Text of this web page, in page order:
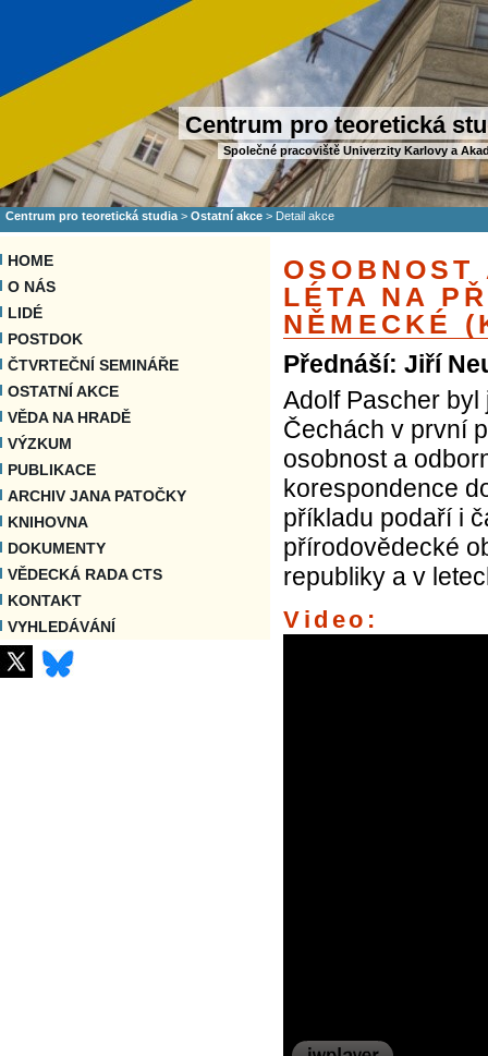
Centrum pro teoretická
Společné pracoviště Univerzity Karlovy a
Centrum pro teoretická studia > Ostatní akce > Detail akce
HOME
O NÁS
LIDÉ
POSTDOK
ČTVRTEČNÍ SEMINÁŘE
OSTATNÍ AKCE
VĚDA NA HRADĚ
VÝZKUM
PUBLIKACE
ARCHIV JANA PATOČKY
KNIHOVNA
DOKUMENTY
VĚDECKÁ RADA CTS
KONTAKT
VYHLEDÁVÁNÍ
LÉTA NA
NĚMECKÉ
Přednáší: Jiří
Adolf Pascher
Čechách v první
osobnost a
korespondence
příkladu podaří i
přírodovědecké
republiky a v
Video: